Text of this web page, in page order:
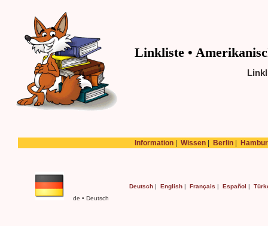
Linkliste •
Information Wissen Berlin
de • Deutsch
Deutsch | English | Français | Español |